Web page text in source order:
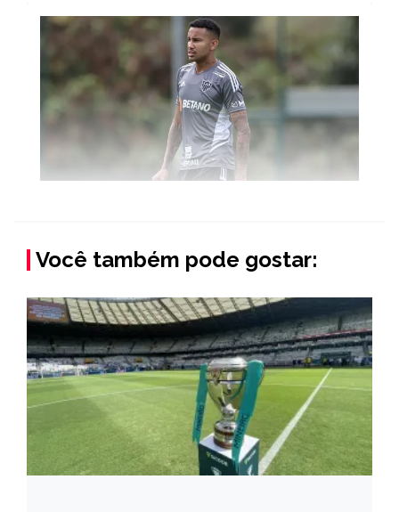
Você também pode gostar: